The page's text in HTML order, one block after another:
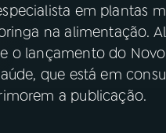
em plantas
na alimentação.
o lançamento do
que está em
a publicação.